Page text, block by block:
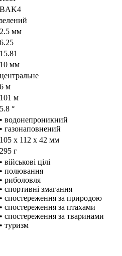
BAK4
зелений
2.5 мм
6.25
15.81
10 мм
центральне
6 м
101 м
5.8 °
• водонепроникний
• газонаповнений
105 x 112 x 42 мм
295 г
• військові цілі
• полювання
• риболовля
• спортивні змагання
• спостереження за природою
• спостереження за птахами
• спостереження за тваринами
• туризм